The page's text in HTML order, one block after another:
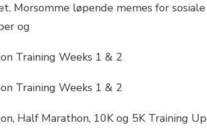
Morsomme løpende memes for
og
Training Weeks 1 & 2
Training Weeks 1 & 2
Half Marathon, 10K og 5K Training